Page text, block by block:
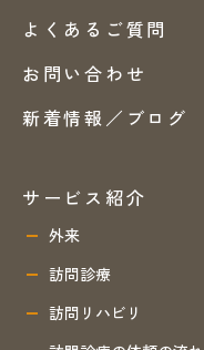
よくあるご質問
お問い合わせ
新着情報／ブログ
サービス紹介
外来
訪問診療
訪問リハビリ